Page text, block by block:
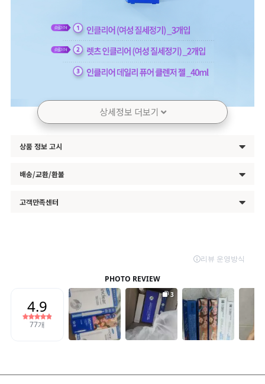
상세정보 더보기
상품 정보 고시
배송/교환/환불
고객만족센터